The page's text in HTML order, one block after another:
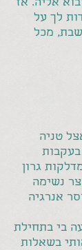
אליה. אז
לך על
מכל
טניה
גרון
נשימה
אנרגיה
בי בתחילת
בשאלות